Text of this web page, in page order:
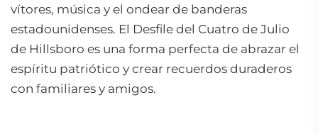
vítores, música y el ondear de banderas
estadounidenses. El Desfile del Cuatro de Julio
de Hillsboro es una forma perfecta de abrazar el
espíritu patriótico y crear recuerdos duraderos
con familiares y amigos.